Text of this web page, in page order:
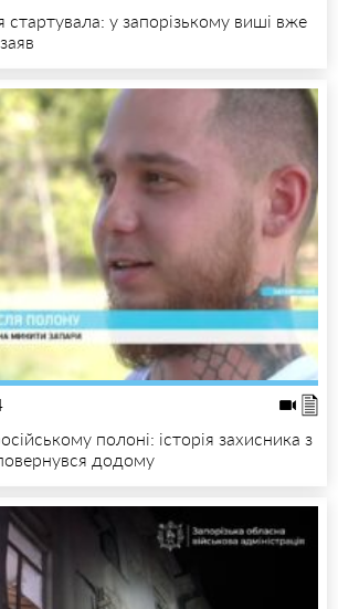
стартувала: у запорізькому виші вже
полоні: історія захисника з
додому